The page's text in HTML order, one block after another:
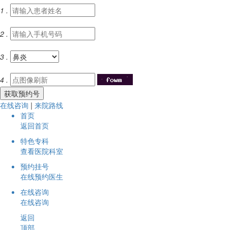
1 .
2 .
3 .
4 .
在线咨询 | 来院路线
首页
返回首页
特色专科
查看医院科室
预约挂号
在线预约医生
在线咨询
在线咨询
返回
顶部